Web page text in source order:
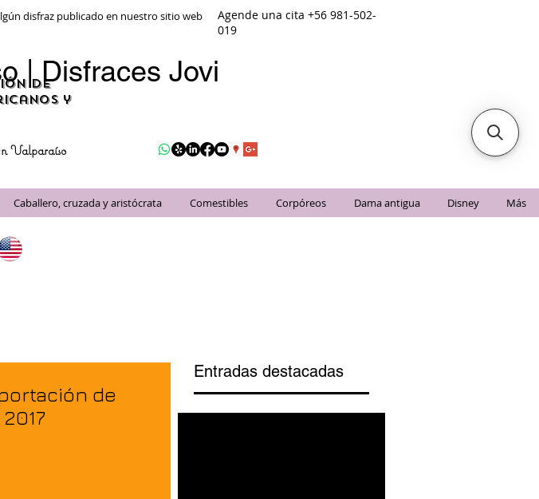
disfraz publicado en nuestro sitio web
Agende una cita +56 981-502-
019
de
y
Valparaíso
Caballero, cruzada y aristócrata Comestibles Corpóreos Dama antigua Disney Más
| Disfraces Jovi
de
Entradas destacadas